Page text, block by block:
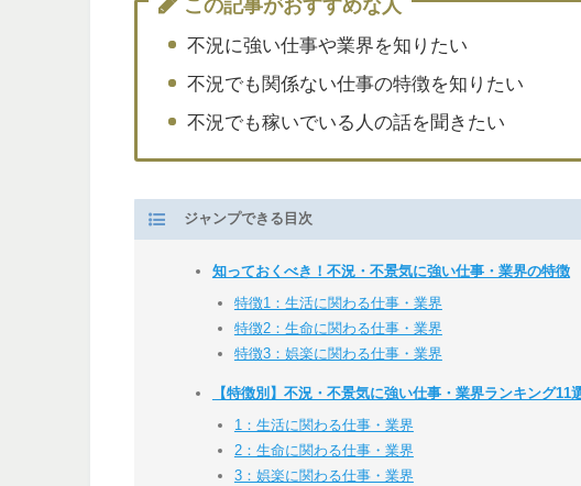
この記事がおすすめな人
不況に強い仕事や業界を知りたい
不況でも関係ない仕事の特徴を知りたい
不況でも稼いでいる人の話を聞きたい
ジャンプできる目次
知っておくべき！不況・不景気に強い仕事・業界の特徴
特徴1：生活に関わる仕事・業界
特徴2：生命に関わる仕事・業界
特徴3：娯楽に関わる仕事・業界
【特徴別】不況・不景気に強い仕事・業界ランキング11
1：生活に関わる仕事・業界
2：生命に関わる仕事・業界
3：娯楽に関わる仕事・業界